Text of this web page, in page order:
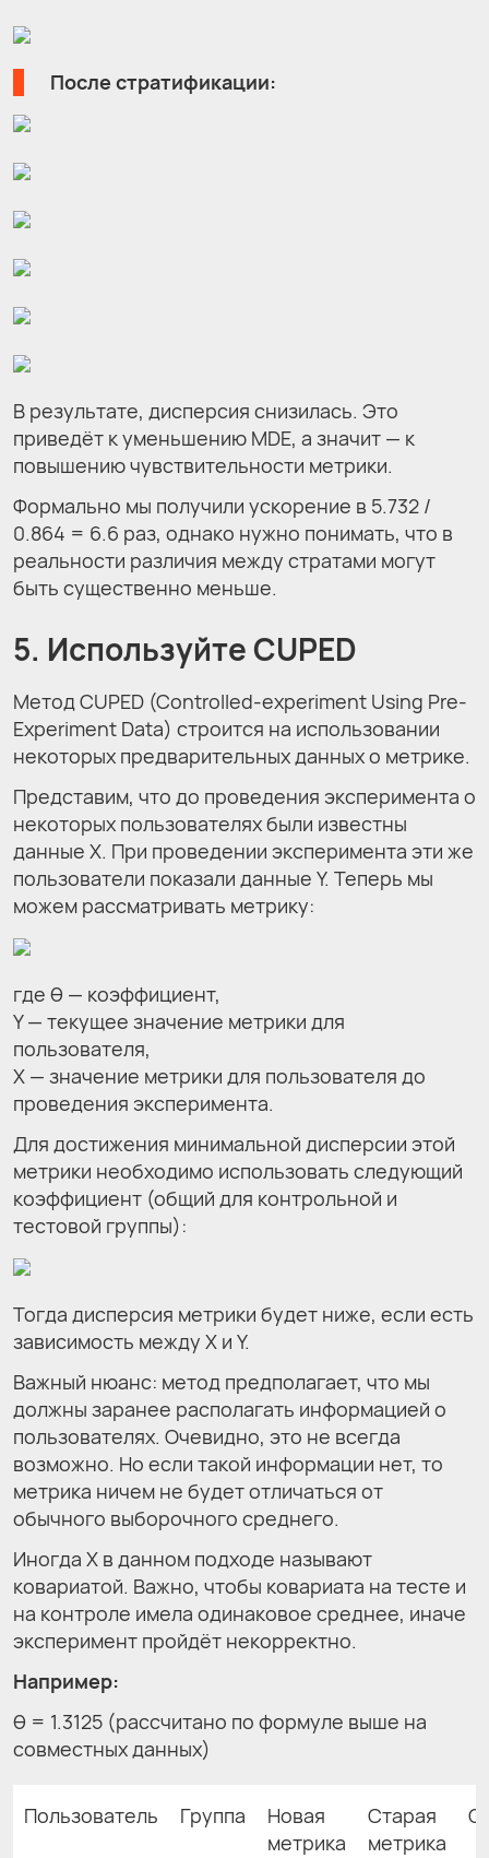
После стратификации:
В результате, дисперсия снизилась. Это
приведёт к уменьшению MDE, а значит — к
повышению чувствительности метрики.
Формально мы получили ускорение в 5.732 /
0.864 = 6.6 раз, однако нужно понимать, что в
реальности различия между стратами могут
быть существенно меньше.
5. Используйте CUPED
Метод CUPED (Controlled-experiment Using Pre-
Experiment Data) строится на использовании
некоторых предварительных данных о метрике.
Представим, что до проведения эксперимента о
некоторых пользователях были известны
данные X. При проведении эксперимента эти же
пользователи показали данные Y. Теперь мы
можем рассматривать метрику:
где θ — коэффициент,
Y — текущее значение метрики для
пользователя,
X — значение метрики для пользователя до
проведения эксперимента.
Для достижения минимальной дисперсии этой
метрики необходимо использовать следующий
коэффициент (общий для контрольной и
тестовой группы):
Тогда дисперсия метрики будет ниже, если есть
зависимость между X и Y.
Важный нюанс: метод предполагает, что мы
должны заранее располагать информацией о
пользователях. Очевидно, это не всегда
возможно. Но если такой информации нет, то
метрика ничем не будет отличаться от
обычного выборочного среднего.
Иногда X в данном подходе называют
ковариатой. Важно, чтобы ковариата на тесте и
на контроле имела одинаковое среднее, иначе
эксперимент пройдёт некорректно.
Например:
θ = 1.3125 (рассчитано по формуле выше на
совместных данных)
Пользователь Группа
Новая
метрика
Старая
метрика